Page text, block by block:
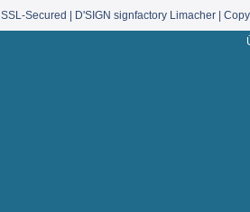
SSL-Secured | D'SIGN signfactory Limacher |